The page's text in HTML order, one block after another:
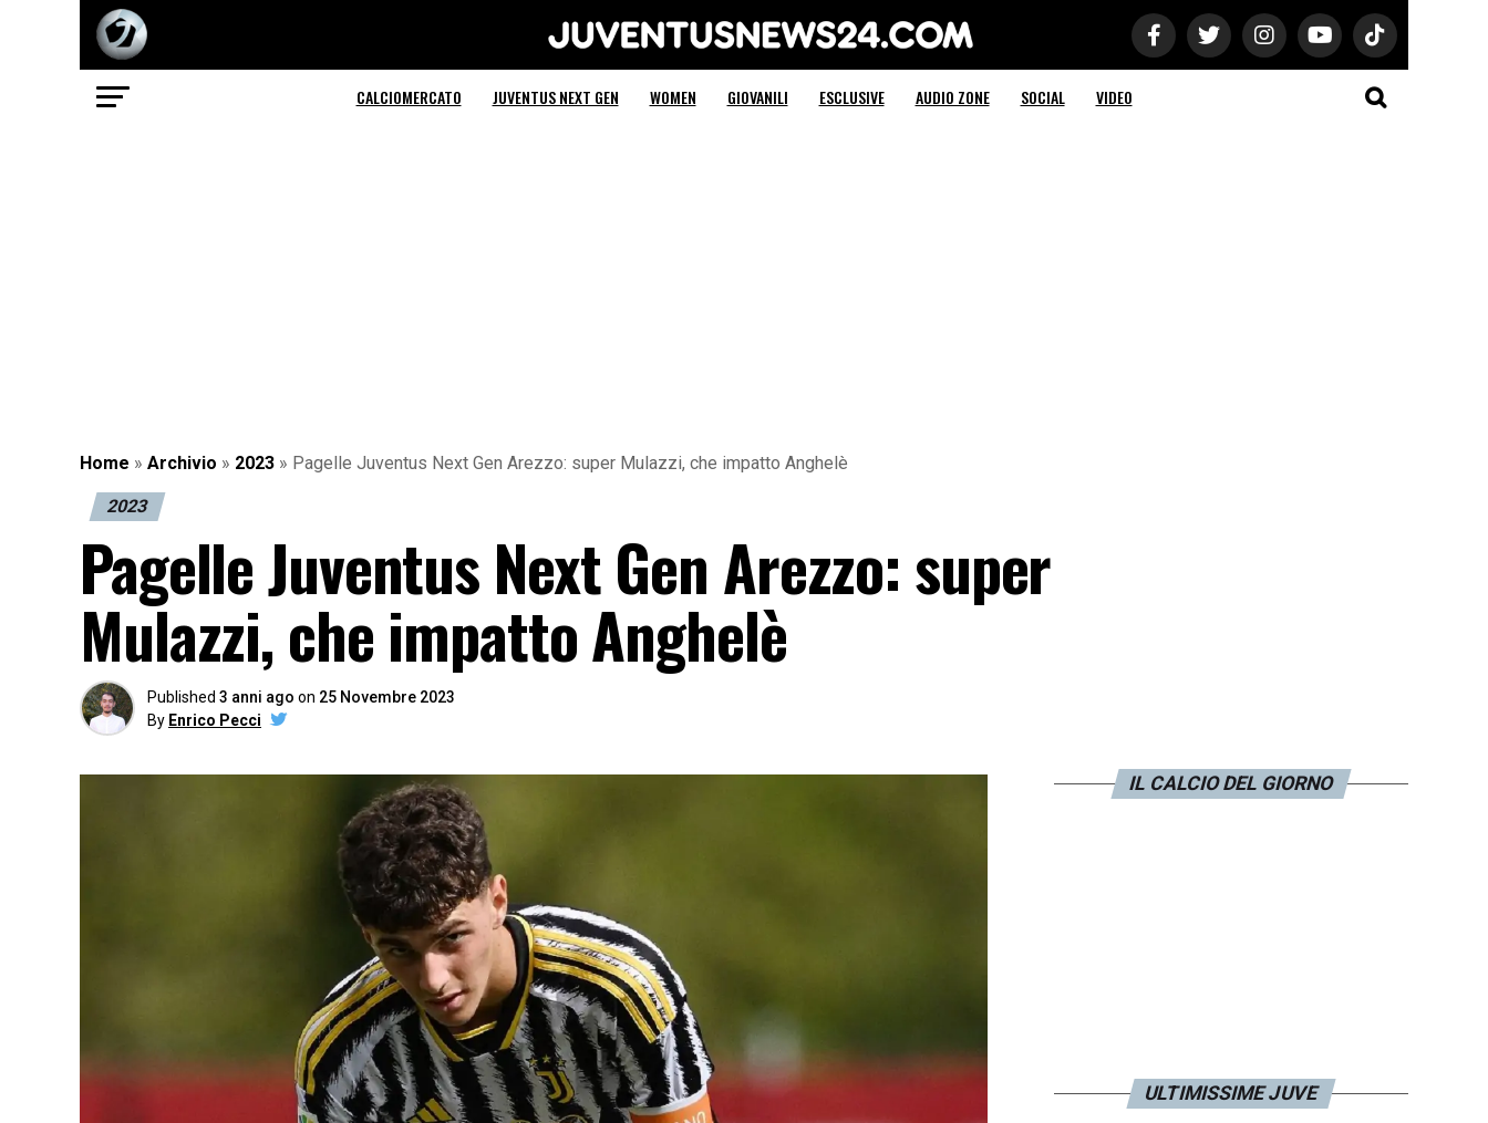
Juventus News 24
CALCIOMERCATO JUVENTUS NEXT GEN WOMEN GIOVANILI ESCLUSIVE AUDIO ZONE SOCIAL VIDEO
Home » Archivio » 2023 » Pagelle Juventus Next Gen Arezzo: super Mulazzi, che impatto Anghelè
2023
Pagelle Juventus Next Gen Arezzo: super
Mulazzi, che impatto Anghelè
Published 3 anni ago on 25 Novembre 2023
By Enrico Pecci
IL CALCIO DEL GIORNO
ULTIMISSIME JUVE